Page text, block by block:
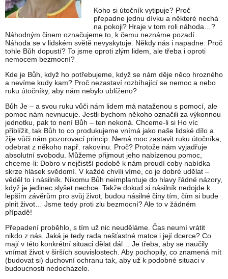
Koho si útočník vytipuje? Proč
přepadne jednu dívku a některé nechá
na pokoji? Hraje v tom roli náhoda…?
Náhodným činem označujeme to, k čemu neznáme pozadí.
Náhoda se v lidském světě nevyskytuje. Někdy nás i napadne: Proč
tohle Bůh dopustí? To jsme oproti zlým lidem, ale třeba i oproti
nemocem bezmocní?
Kde je Bůh, když ho potřebujeme, když se nám děje něco hrozného
a nevíme kudy kam? Proč nezastaví rozbíhající se nemoc a nebo
ruku útočníky, aby nám nebylo ublíženo?
Bůh Je – a svou ruku vůči nám lidem má nataženou s pomocí, ale
pomoc nám nevnucuje. Jestli bychom někoho označili za výkonnou
jednotku, pak to není Bůh – ten nekoná. Chceme-li si Ho víc
přiblížit, tak Bůh to co produkujeme vnímá jako naše lidské dílo a
žije vůči nám pozorovací princip. Nemá moc zastavit ruku útočníka,
odebrat z někoho např. rakovinu. Proč? Protože nám vyjadřuje
absolutní svobodu. Můžeme přijmout jeho nabízenou pomoc,
chceme-li: Dobro v nejčistší podobě k nám proudí coby nabídka
skrze hlásek svědomí. V každé chvíli víme, co je dobré udělat –
věděl to i násilník. Nikomu Bůh neimplantuje do hlavy řádné názory,
když je jedinec slyšet nechce. Takže dokud si násilník nedojde k
lepším závěrům pro svůj život, budou násilné činy tím, čím si bude
plnit život… Jsme tedy proti zlu bezmocní? Ale to v žádném
případě!
Přepadení proběhlo, s tím už nic neuděláme. Čas neumí vrátit
nikdo z nás. Jaká je tedy rada nešťastné matce i její dcerce? Co
mají v této konkrétní situaci dělat dál… Je třeba, aby se naučily
vnímat život v širších souvislostech. Aby pochopily, co znamená mít
(budovat si) duchovní ochranu tak, aby už k podobné situaci v
budoucnosti nedocházelo.